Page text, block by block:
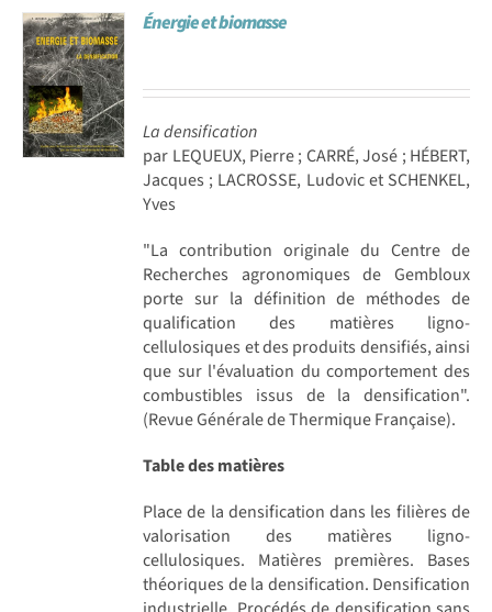
Achat en ligne
Panier WooCommerce
Énergie et biomasse
La densification
par LEQUEUX, Pierre ; CARRÉ, José ; HÉBERT,
Jacques ; LACROSSE, Ludovic et SCHENKEL,
Yves
"La contribution originale du Centre de
Recherches agronomiques de Gembloux
porte sur la définition de méthodes de
qualification des matières ligno-
cellulosiques et des produits densifiés, ainsi
que sur l'évaluation du comportement des
combustibles issus de la densification".
(Revue Générale de Thermique Française).
Table des matières
Place de la densification dans les filières de
valorisation des matières ligno-
cellulosiques. Matières premières. Bases
théoriques de la densification. Densification